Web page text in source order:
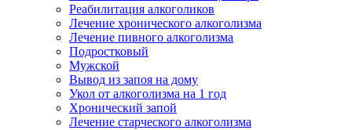
Реабилитация алкоголиков
Лечение хронического алкоголизма
Лечение пивного алкоголизма
Подростковый
Мужской
Вывод из запоя на дому
Укол от алкоголизма на 1 год
Хронический запой
Лечение старческого алкоголизма